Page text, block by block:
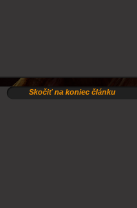
Skočiť na koniec článku